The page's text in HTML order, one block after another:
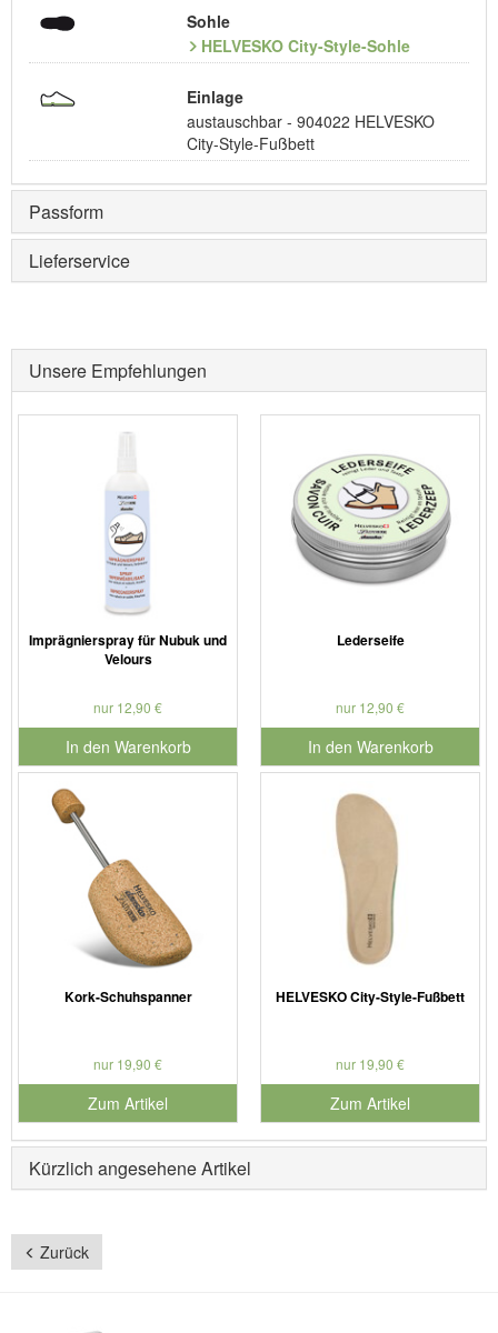
Sohle
HELVESKO City-Style-Sohle
Einlage
austauschbar - 904022 HELVESKO
City-Style-Fußbett
Passform
Lieferservice
Unsere Empfehlungen
Imprägnierspray für Nubuk und
Velours
nur 12,90 €
In den Warenkorb
für Produktnummer 901179
Lederseife
nur 12,90 €
In den Warenkorb
für Produktnummer 901127
Kork-Schuhspanner
nur 19,90 €
Zum Artikel
HELVESKO City-Style-Fußbett
nur 19,90 €
Zum Artikel
Kürzlich angesehene Artikel
Zurück